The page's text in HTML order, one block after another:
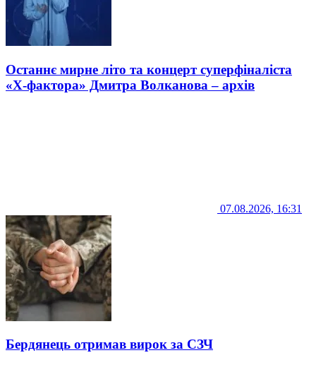
Останнє мирне літо та концерт суперфіналіста
«Х-фактора» Дмитра Волканова – архів
07.08.2026, 16:31
Бердянець отримав вирок за СЗЧ